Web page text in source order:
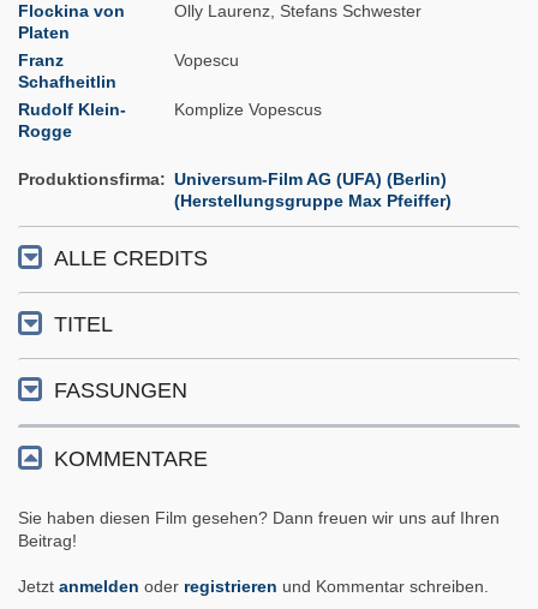
Flockina von
Platen
Olly Laurenz, Stefans Schwester
Franz
Schafheitlin
Vopescu
Rudolf Klein-
Rogge
Komplize Vopescus
Produktionsfirma
Universum-Film AG (UFA) (Berlin)
(Herstellungsgruppe Max Pfeiffer)
ALLE CREDITS
TITEL
FASSUNGEN
KOMMENTARE
Sie haben diesen Film gesehen? Dann freuen wir uns auf Ihren
Beitrag!
Jetzt anmelden oder registrieren und Kommentar schreiben.